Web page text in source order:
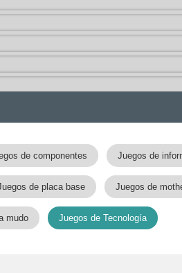
de componentes Juegos de
de placa base Juegos de
mudo Juegos de Tecnología